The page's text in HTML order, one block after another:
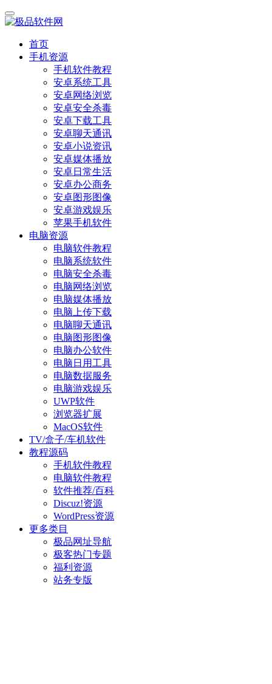
首页
手机资源
手机软件教程
安卓系统工具
安卓网络浏览
安卓安全杀毒
安卓下载工具
安卓聊天通讯
安卓小说资讯
安卓媒体播放
安卓日常生活
安卓办公商务
安卓图形图像
安卓游戏娱乐
苹果手机软件
电脑资源
电脑软件教程
电脑系统软件
电脑安全杀毒
电脑网络浏览
电脑媒体播放
电脑上传下载
电脑聊天通讯
电脑图形图像
电脑办公软件
电脑日用工具
电脑数据服务
电脑游戏娱乐
UWP软件
浏览器扩展
MacOS软件
TV/盒子/车机软件
教程源码
手机软件教程
电脑软件教程
软件推荐/百科
Discuz!资源
WordPress资源
更多类目
极品网址导航
极客热门专题
福利资源
站务专版